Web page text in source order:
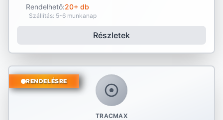
Rendelhető:20+ db
Szállítás: 5-6 munkanap
Részletek
TRACMAX
RENDELÉSRE